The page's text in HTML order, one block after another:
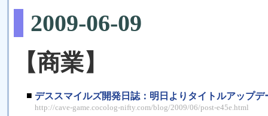
2009-06-09
【商業】
■ デススマイルズ開発日誌：明日よりタイトルアップデ
http://cave-game.cocolog-nifty.com/blog/2009/06/post-e45e.html